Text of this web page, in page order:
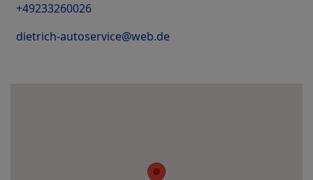
+49233260026
dietrich-autoservice@web.de